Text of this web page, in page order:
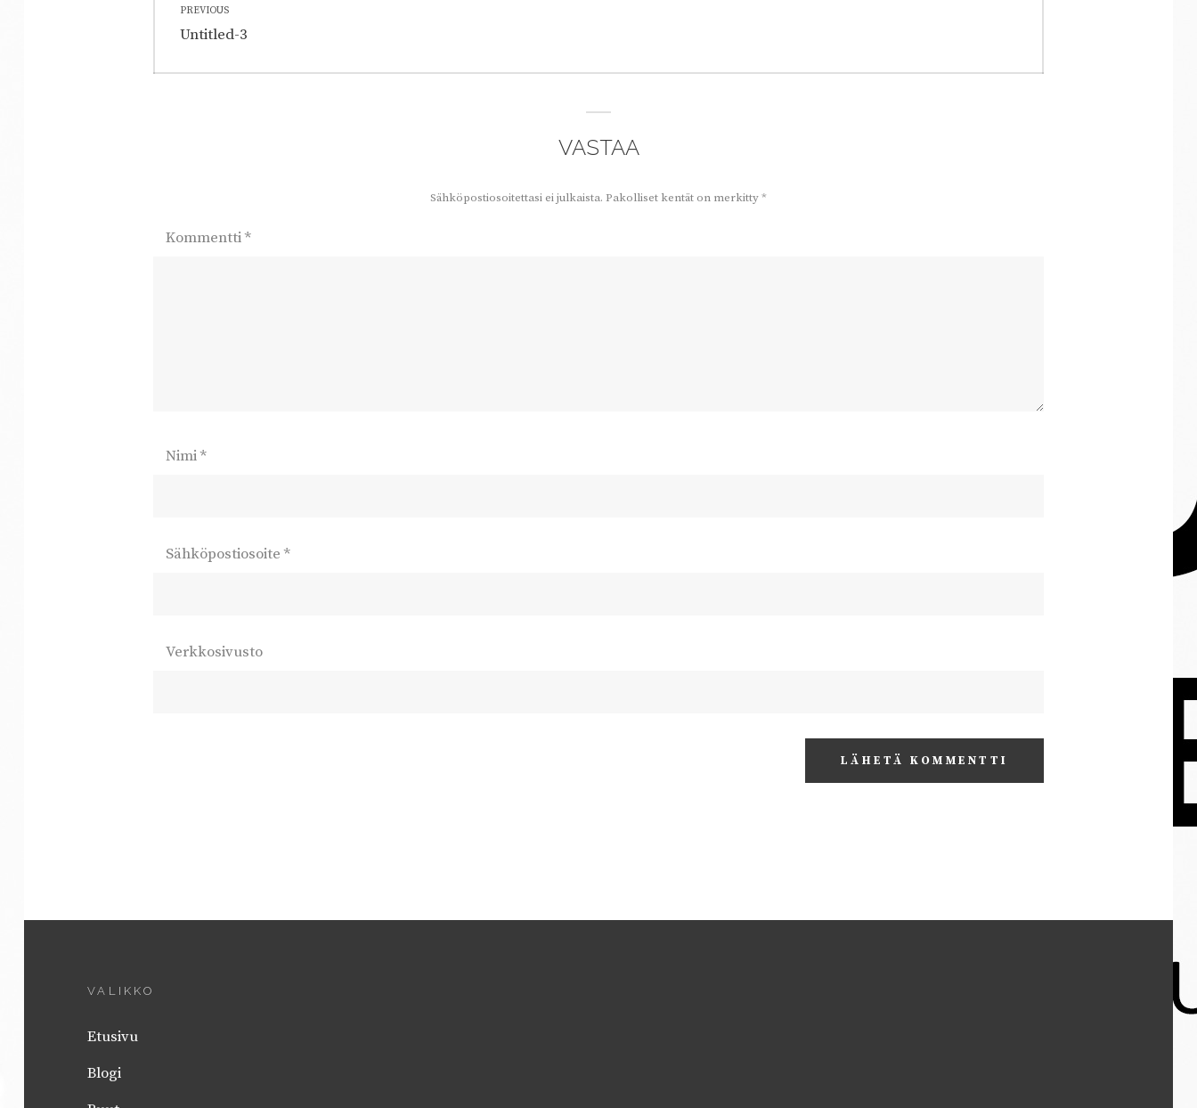
selaus
PREVIOUS
Previous
Untitled-3
VASTAA
Sähköpostiosoitettasi ei julkaista. Pakolliset kentät on merkitty*
Kommentti*
Nimi*
Sähköpostiosoite*
Verkkosivusto
VALIKKO
Etusivu
Blogi